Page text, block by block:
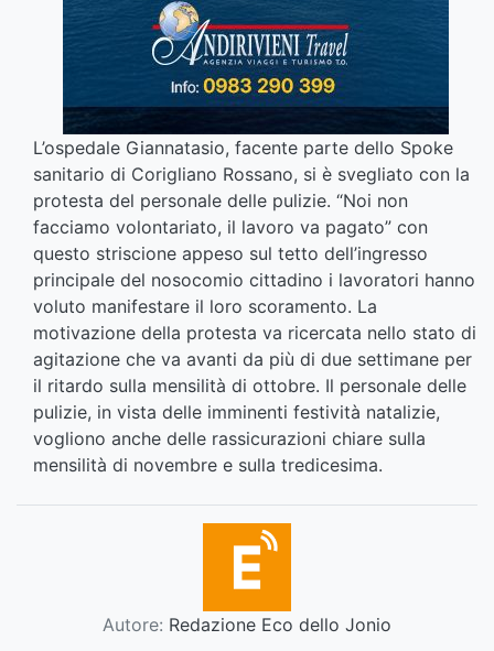
L’ospedale Giannatasio, facente parte dello Spoke
sanitario di Corigliano Rossano, si è svegliato con la
protesta del personale delle pulizie. “Noi non
facciamo volontariato, il lavoro va pagato” con
questo striscione appeso sul tetto dell’ingresso
principale del nosocomio cittadino i lavoratori hanno
voluto manifestare il loro scoramento. La
motivazione della protesta va ricercata nello stato di
agitazione che va avanti da più di due settimane per
il ritardo sulla mensilità di ottobre. Il personale delle
pulizie, in vista delle imminenti festività natalizie,
vogliono anche delle rassicurazioni chiare sulla
mensilità di novembre e sulla tredicesima.
Autore: Redazione Eco dello Jonio